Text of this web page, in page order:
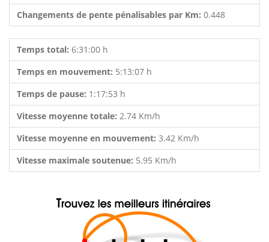
Changements de pente pénalisables par Km: 0.448
Temps total: 6:31:00 h
Temps en mouvement: 5:13:07 h
Temps de pause: 1:17:53 h
Vitesse moyenne totale: 2.74 Km/h
Vitesse moyenne en mouvement: 3.42 Km/h
Vitesse maximale soutenue: 5.95 Km/h